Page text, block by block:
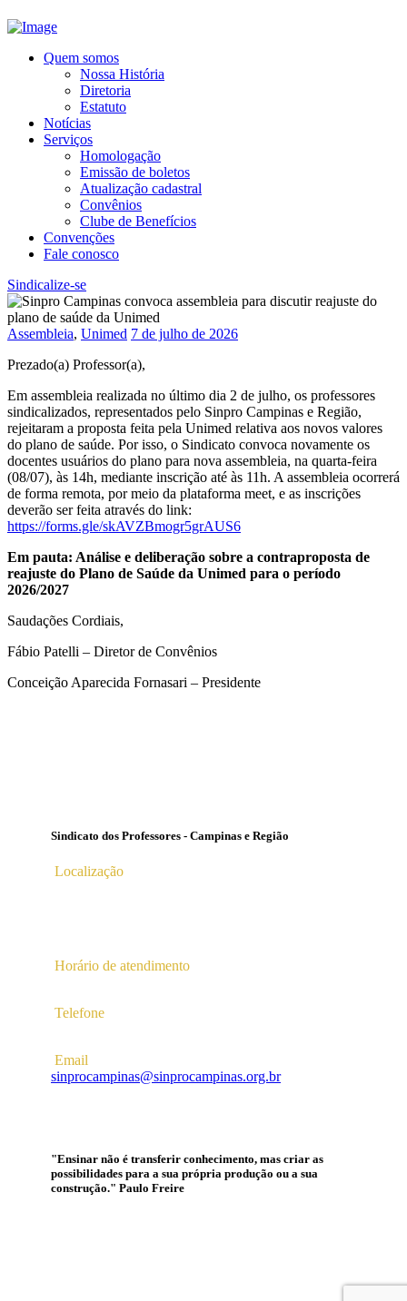
Quem somos
Nossa História
Diretoria
Estatuto
Notícias
Serviços
Homologação
Emissão de boletos
Atualização cadastral
Convênios
Clube de Benefícios
Convenções
Fale conosco
Sindicalize-se
Assembleia, Unimed 7 de julho de 2026
Prezado(a) Professor(a),
Em assembleia realizada no último dia 2 de julho, os professores
sindicalizados, representados pelo Sinpro Campinas e Região,
rejeitaram a proposta feita pela Unimed relativa aos novos valores
do plano de saúde. Por isso, o Sindicato convoca novamente os
docentes usuários do plano para nova assembleia, na quarta-feira
(08/07), às 14h, mediante inscrição até às 11h. A assembleia ocorrerá
de forma remota, por meio da plataforma meet, e as inscrições
deverão ser feita através do link:
https://forms.gle/skAVZBmogr5grAUS6
Em pauta: Análise e deliberação sobre a contraproposta de
reajuste do Plano de Saúde da Unimed para o período
2026/2027
Saudações Cordiais,
Fábio Patelli – Diretor de Convênios
Conceição Aparecida Fornasari – Presidente
Sindicato dos Professores - Campinas e Região
Localização
Horário de atendimento
Telefone
Email
sinprocampinas@sinprocampinas.org.br
"Ensinar não é transferir conhecimento, mas criar as
possibilidades para a sua própria produção ou a sua
construção." Paulo Freire